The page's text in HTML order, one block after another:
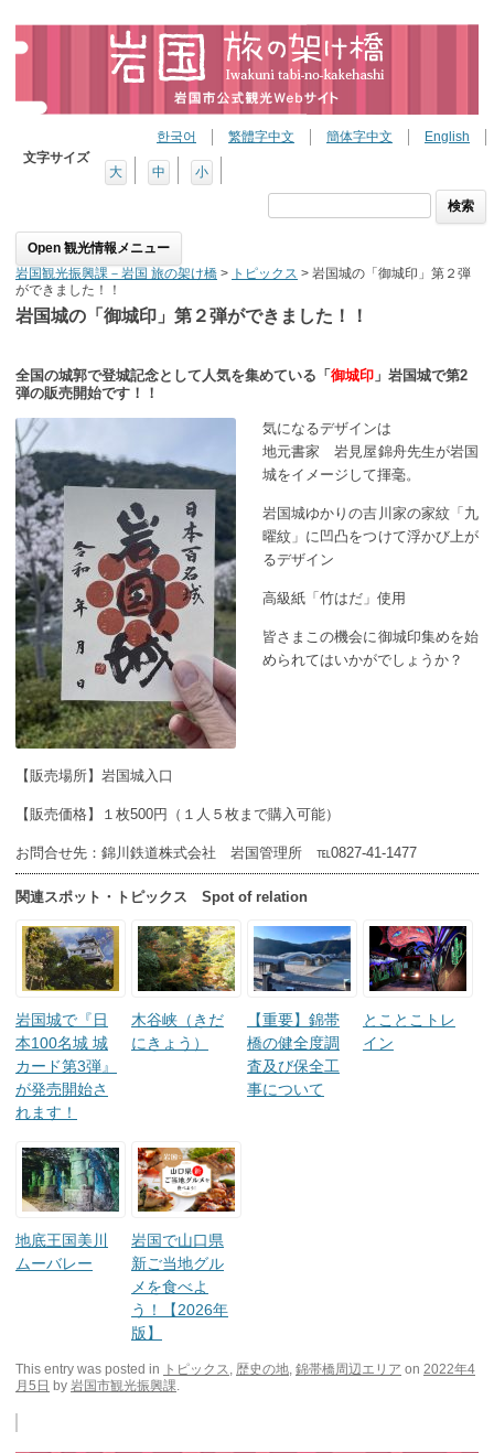
English
簡体字中文
繁體字中文
한국어
文字サイズ
小
中
大
検
Skip to content
岩国観光振興課－岩国 旅の架け橋 > トピックス > 岩国城の「御城印」第２弾
ができました！！
岩国城の「御城印」第２弾ができました！！
全国の城郭で登城記念として人気を集めている「 御城印 」岩国城で第2
弾の販売開始です！！
気になるデザインは
地元書家 岩見屋錦舟先生が岩国
城をイメージして揮毫。
岩国城ゆかりの吉川家の家紋「九
曜紋」に凹凸をつけて浮かび上が
るデザイン
高級紙「竹はだ」使用
皆さまこの機会に御城印集めを始
められてはいかがでしょうか？
【販売場所】岩国城入口
【販売価格】１枚500円（１人５枚まで購入可能）
お問合せ先：錦川鉄道株式会社 岩国管理所 ℡0827-41-1477
関連スポット・トピックス Spot of relation
岩国城で『日
本100名城 城
カード第3弾』
が発売開始さ
れます！
木谷峡（きだ
にきょう）
【重要】錦帯
橋の健全度調
査及び保全工
事について
とことこトレ
イン
地底王国美川
ムーバレー
岩国で山口県
新ご当地グル
メを食べよ
う！【2026年
版】
This entry was posted in トピックス, 歴史の地, 錦帯橋周辺エリア on 2022年4
月5日 by 岩国市観光振興課.